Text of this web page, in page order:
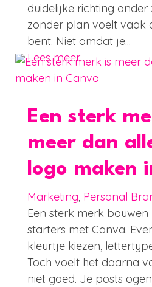
duidelijke richting onder
zonder plan voelt vaak
bent. Niet omdat je...
Lees meer
Een sterk
meer dan
logo maken
Marketing, Personal
Een sterk merk
starters met Canva.
kleurtje kiezen,
Toch voelt het daarna
niet goed. Je posts